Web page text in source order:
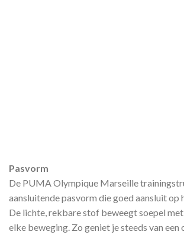
Pasvorm
De PUMA Olympique Marseille
aansluitende pasvorm die goed aansluit op
De lichte, rekbare stof beweegt soepel
elke beweging. Zo geniet je steeds van een